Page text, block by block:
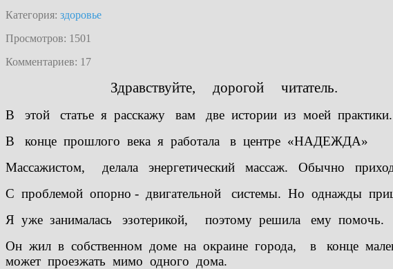
Категория: здоровье
Просмотров: 1501
Комментариев: 17
Здравствуйте, дорогой читатель.
В этой статье я расскажу вам две истории из моей практики.
В конце прошлого века я работала в центре «НАДЕЖДА»
Массажистом, делала энергетический массаж. Обычно
С проблемой опорно - двигательной системы. Но однажды
Я уже занималась эзотерикой, поэтому решила ему помочь.
Он жил в собственном доме на окраине города, в конце
может проезжать мимо одного дома.